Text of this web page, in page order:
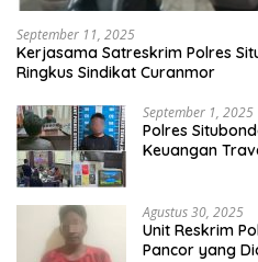
September 11, 2025
Kerjasama Satreskrim Polres
Ringkus Sindikat Curanmor
September 1, 2025
Polres
Keuangan
Agustus 30, 2025
Unit Reskrim
Pancor yang